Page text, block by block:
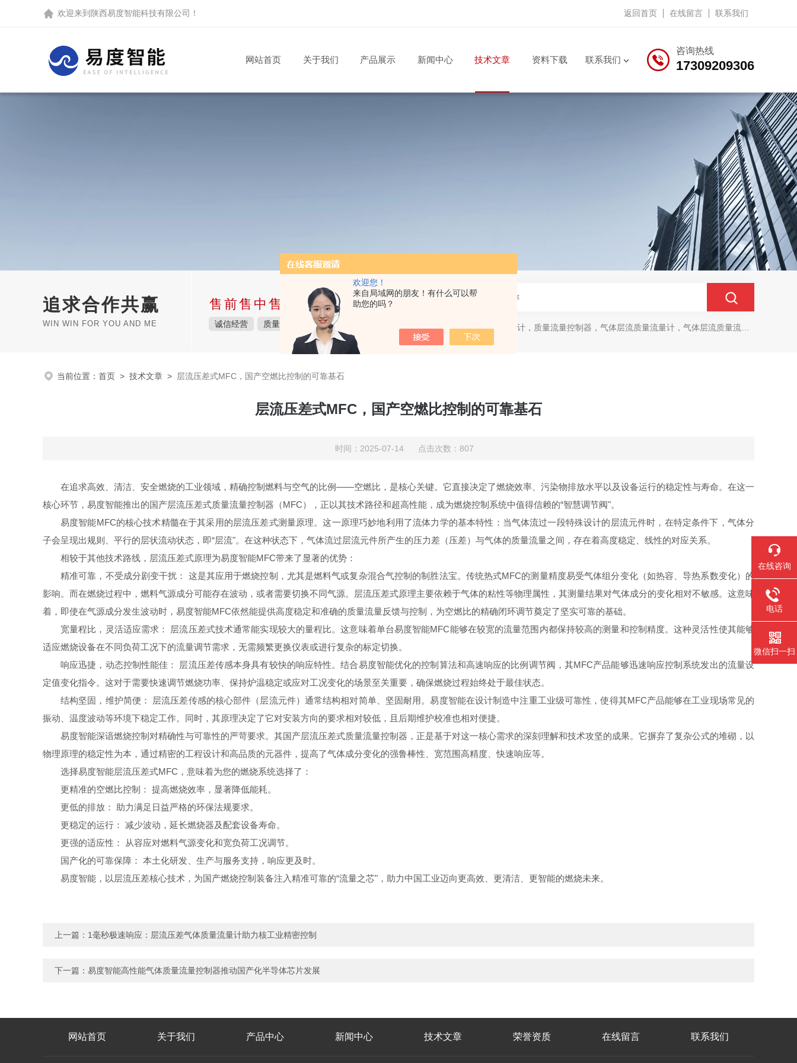
欢迎您！
来自局域网的朋友！有什么可以帮
助您的吗？
欢迎来到 陕西易度智能科技有限公司 ！ 返回首页 在线留言 联系我们
咨询热线
17309209306
网站首页 关于我们 产品展示 新闻中心 技术文章 资料下载 联系我们
追求合作共赢
WIN WIN FOR YOU AND ME
售前售中售后完整的服务体系
诚信经营 质量保障 价格实惠 热门关键词：质量流量计，质量流量控制器，气体层流质量流量计，气体层流质量流量控制器
当前位置： 首页 > 技术文章 > 层流压差式MFC，国产空燃比控制的可靠基石
层流压差式MFC，国产空燃比控制的可靠基石
时间：2025-07-14 点击次数：807
在追求高效、清洁、安全燃烧的工业领域，精确控制燃料与空气的比例——空燃比，是核心关键。它直接决定了燃烧效率、污染物排放水平以及设备运行的稳定性与寿命。在这一
核心环节，易度智能推出的国产层流压差式质量流量控制器（MFC），正以其技术路径和超高性能，成为燃烧控制系统中值得信赖的“智慧调节阀"。
易度智能MFC的核心技术精髓在于其采用的层流压差式测量原理。这一原理巧妙地利用了流体力学的基本特性：当气体流过一段特殊设计的层流元件时，在特定条件下，气体分
子会呈现出规则、平行的层状流动状态，即“层流"。在这种状态下，气体流过层流元件所产生的压力差（压差）与气体的质量流量之间，存在着高度稳定、线性的对应关系。
相较于其他技术路线，层流压差式原理为易度智能MFC带来了显著的优势：
精准可靠，不受成分剧变干扰： 这是其应用于燃烧控制，尤其是燃料气或复杂混合气控制的制胜法宝。传统热式MFC的测量精度易受气体组分变化（如热容、导热系数变化）的
影响。而在燃烧过程中，燃料气源成分可能存在波动，或者需要切换不同气源。层流压差式原理主要依赖于气体的粘性等物理属性，其测量结果对气体成分的变化相对不敏感。这意味
着，即使在气源成分发生波动时，易度智能MFC依然能提供高度稳定和准确的质量流量反馈与控制，为空燃比的精确闭环调节奠定了坚实可靠的基础。
宽量程比，灵活适应需求： 层流压差式技术通常能实现较大的量程比。这意味着单台易度智能MFC能够在较宽的流量范围内都保持较高的测量和控制精度。这种灵活性使其能够
适应燃烧设备在不同负荷工况下的流量调节需求，无需频繁更换仪表或进行复杂的标定切换。
响应迅捷，动态控制性能佳： 层流压差传感本身具有较快的响应特性。结合易度智能优化的控制算法和高速响应的比例调节阀，其MFC产品能够迅速响应控制系统发出的流量设
定值变化指令。这对于需要快速调节燃烧功率、保持炉温稳定或应对工况变化的场景至关重要，确保燃烧过程始终处于最佳状态。
结构坚固，维护简便： 层流压差传感的核心部件（层流元件）通常结构相对简单、坚固耐用。易度智能在设计制造中注重工业级可靠性，使得其MFC产品能够在工业现场常见的
振动、温度波动等环境下稳定工作。同时，其原理决定了它对安装方向的要求相对较低，且后期维护校准也相对便捷。
易度智能深谙燃烧控制对精确性与可靠性的严苛要求。其国产层流压差式质量流量控制器，正是基于对这一核心需求的深刻理解和技术攻坚的成果。它摒弃了复杂公式的堆砌，以
物理原理的稳定性为本，通过精密的工程设计和高品质的元器件，提高了气体成分变化的强鲁棒性、宽范围高精度、快速响应等。
选择易度智能层流压差式MFC，意味着为您的燃烧系统选择了：
更精准的空燃比控制： 提高燃烧效率，显著降低能耗。
更低的排放： 助力满足日益严格的环保法规要求。
更稳定的运行： 减少波动，延长燃烧器及配套设备寿命。
更强的适应性： 从容应对燃料气源变化和宽负荷工况调节。
国产化的可靠保障： 本土化研发、生产与服务支持，响应更及时。
易度智能，以层流压差核心技术，为国产燃烧控制装备注入精准可靠的“流量之芯"，助力中国工业迈向更高效、更清洁、更智能的燃烧未来。
上一篇： 1毫秒极速响应：层流压差气体质量流量计助力核工业精密控制
下一篇： 易度智能高性能气体质量流量控制器推动国产化半导体芯片发展
网站首页 关于我们 产品中心 新闻中心 技术文章 荣誉资质 在线留言 联系我们
在线咨询
电话
微信扫一扫